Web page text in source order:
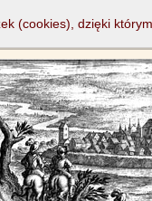
(cookies), dzięki